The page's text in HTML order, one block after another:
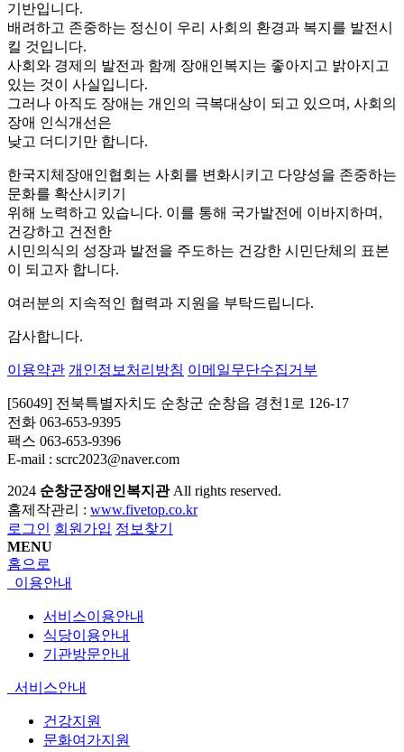
기반입니다.
배려하고 존중하는 정신이 우리 사회의 환경과 복지를 발전시
킬 것입니다.
사회와 경제의 발전과 함께 장애인복지는 좋아지고 밝아지고
있는 것이 사실입니다.
그러나 아직도 장애는 개인의 극복대상이 되고 있으며, 사회의
장애 인식개선은
낮고 더디기만 합니다.
한국지체장애인협회는 사회를 변화시키고 다양성을 존중하는
문화를 확산시키기
위해 노력하고 있습니다. 이를 통해 국가발전에 이바지하며,
건강하고 건전한
시민의식의 성장과 발전을 주도하는 건강한 시민단체의 표본
이 되고자 합니다.
여러분의 지속적인 협력과 지원을 부탁드립니다.
감사합니다.
이용약관 개인정보처리방침 이메일무단수집거부
[56049] 전북특별자치도 순창군 순창읍 경천1로 126-17
전화 063-653-9395
팩스 063-653-9396
E-mail : scrc2023@naver.com
2024 순창군장애인복지관All rights reserved.
홈제작관리 : www.fivetop.co.kr
로그인 회원가입 정보찾기
MENU
홈으로
이용안내
서비스이용안내
식당이용안내
기관방문안내
서비스안내
건강지원
문화여가지원